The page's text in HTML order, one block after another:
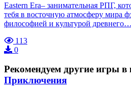
Eastern Era– занимательная РПГ,
тебя в восточную атмосферу мира
философией и культурой древнего…
113
0
Рекомендуем другие игры в
Приключения